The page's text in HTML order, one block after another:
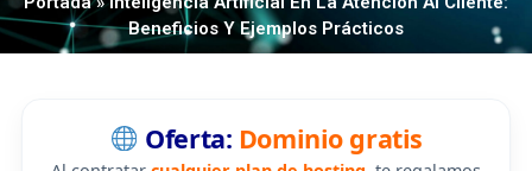
Beneficios Y Ejemplos Prácticos
Oferta: Dominio gratis